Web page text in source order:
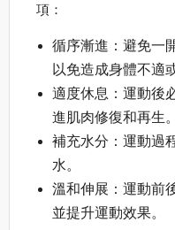
項：
循序漸進：避免一
以免造成身體不適
適度休息：運動後
進肌肉修復和再生。
補充水分：運動過
水。
溫和伸展：運動前
並提升運動效果。